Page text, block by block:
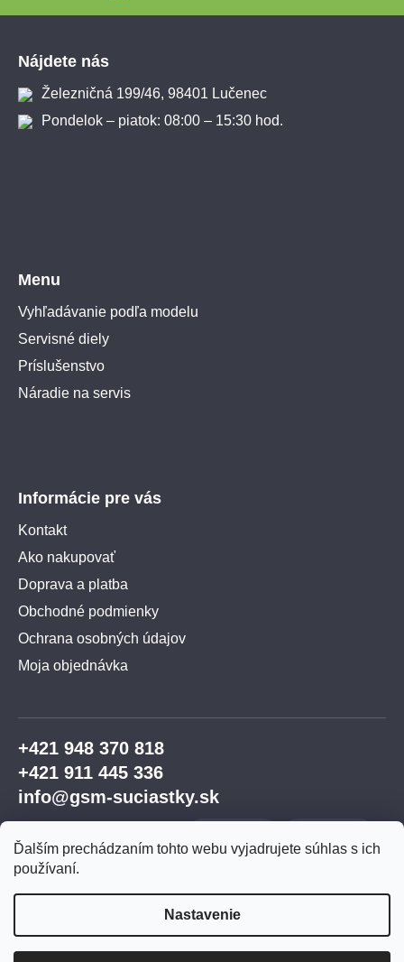
Ďalším prechádzaním tohto webu vyjadrujete súhlas s ich
používaní.
Nastavenie
Nájdete nás
Železničná 199/46, 98401 Lučenec
Pondelok – piatok: 08:00 – 15:30 hod.
Menu
Vyhľadávanie podľa modelu
Servisné diely
Príslušenstvo
Náradie na servis
Informácie pre vás
Kontakt
Ako nakupovať
Doprava a platba
Obchodné podmienky
Ochrana osobných údajov
Moja objednávka
+421 948 370 818
+421 911 445 336
info@gsm-suciastky.sk